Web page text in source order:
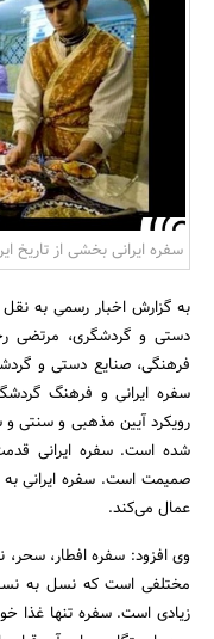
سفره ایرانی بخشی از تاریخ
به گزارش اخبار رسمی به
دستی و گردشگری، مرتضی
فرهنگی، صنایع دستی و
سفره ایرانی و فرهنگ
رویکرد آیین مذهبی و سنتی
شده است. سفره ایرانی
صمیمت است. سفره ایرانی
عمال می‌کند.
وی افزود: سفره افطار، سحر،
مختلفی است که نسل به
زیادی است. سفره تنها غذا